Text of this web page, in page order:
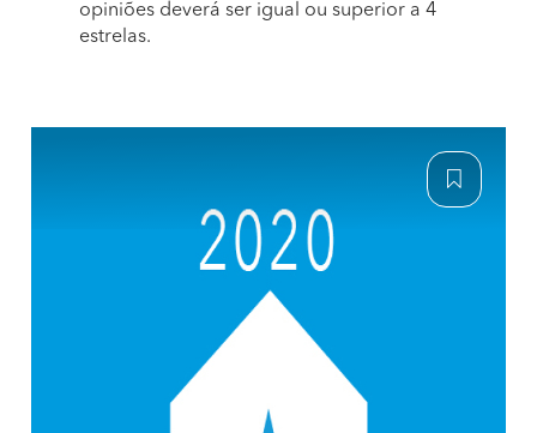
opiniões deverá ser igual ou superior a 4
estrelas.